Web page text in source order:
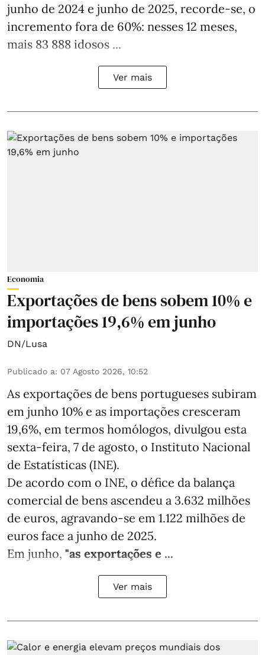
junho de 2024 e junho de 2025, recorde-se, o
incremento fora de 60%: nesses 12 meses,
mais 83 888 idosos ...
Ver mais
Economia
Exportações de bens sobem 10% e
importações 19,6% em junho
DN/Lusa
Publicado a: 07 Agosto 2026, 10:52
As exportações de bens portugueses subiram
em junho 10% e as importações cresceram
19,6%, em termos homólogos, divulgou esta
sexta-feira, 7 de agosto, o Instituto Nacional
de Estatísticas (INE).
De acordo com o INE, o défice da balança
comercial de bens ascendeu a 3.632 milhões
de euros, agravando-se em 1.122 milhões de
euros face a junho de 2025.
Em junho, "as exportações e ...
Ver mais